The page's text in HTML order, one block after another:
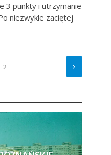
3 punkty i utrzymanie
niezwykle zaciętej
2